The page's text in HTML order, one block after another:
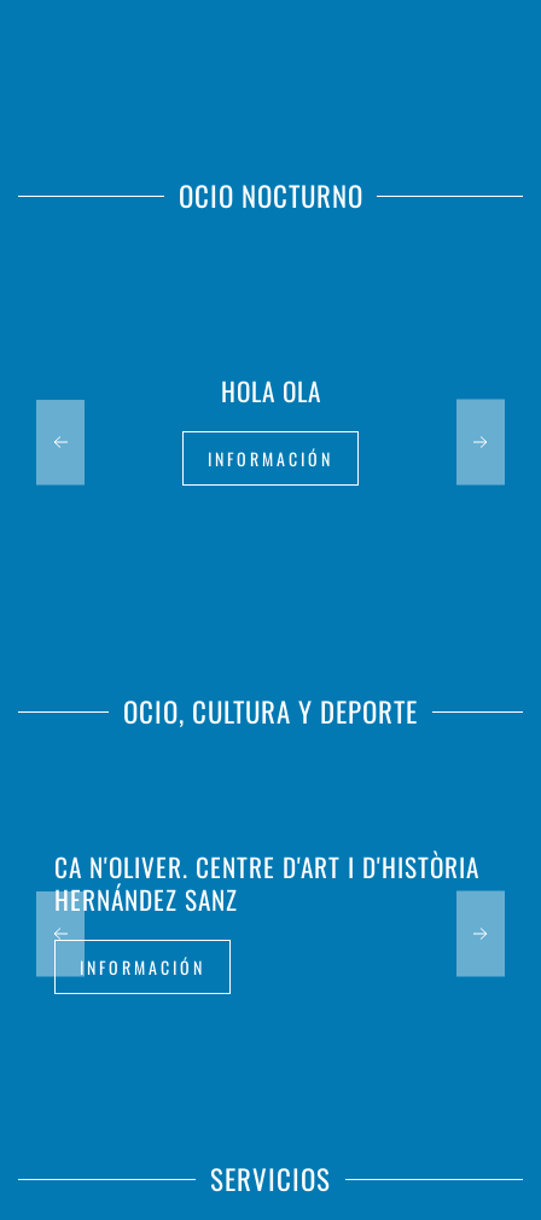
OCIO NOCTURNO
HOLA OLA
INFORMACIÓN
OCIO, CULTURA Y DEPORTE
CA N'OLIVER. CENTRE D'ART I D'HISTÒRIA
HERNÁNDEZ SANZ
INFORMACIÓN
SERVICIOS